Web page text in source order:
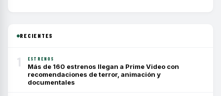
RECIENTES
1 ESTRENOS
Más de 160 estrenos llegan a Prime Video con
recomendaciones de terror, animación y
documentales